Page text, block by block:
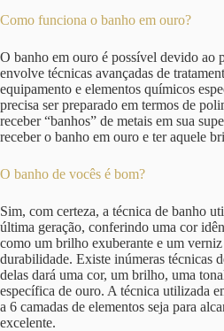
Como funciona o banho em ouro?
O banho em ouro é possível devido ao
envolve técnicas avançadas de
equipamento e elementos químicos
precisa ser preparado em termos de
receber “banhos” de metais em sua
receber o banho em ouro e ter aquele
O banho de vocês é bom?
Sim, com certeza, a técnica de banho
última geração, conferindo uma cor
como um brilho exuberante e um
durabilidade. Existe inúmeras técnicas
delas dará uma cor, um brilho, uma
específica de ouro. A técnica utilizada
a 6 camadas de elementos seja para
excelente.